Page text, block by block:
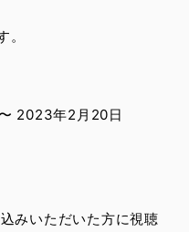
2023年2月20日
みいただいた方に視聴